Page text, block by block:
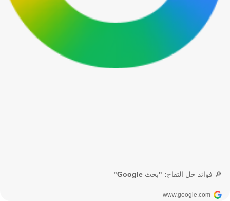
🔎 فوائد خل التفاح: "بحث Google"
www.google.com